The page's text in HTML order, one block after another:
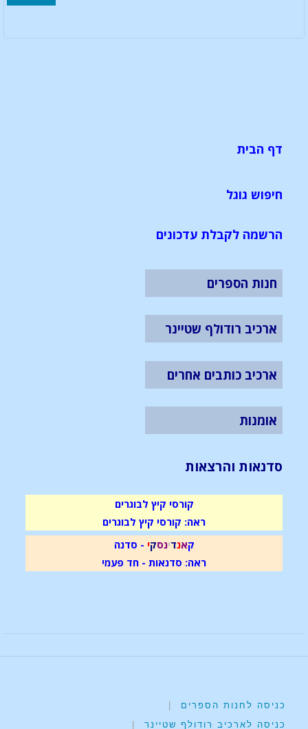
דף הבית
חיפוש גוגל
הרשמה לקבלת עדכונים
חנות הספרים
ארכיב רודולף שטיינר
ארכיב כותבים אחרים
אומנות
סדנאות והרצאות
קורסי קיץ לבוגרים
ראה: קורסי קיץ לבוגרים
קאנדינסקי - סדנה
ראה: סדנאות - חד פעמי
כניסה לחנות הספרים
|
כניסה לארכיב רודולף שטיינר
|